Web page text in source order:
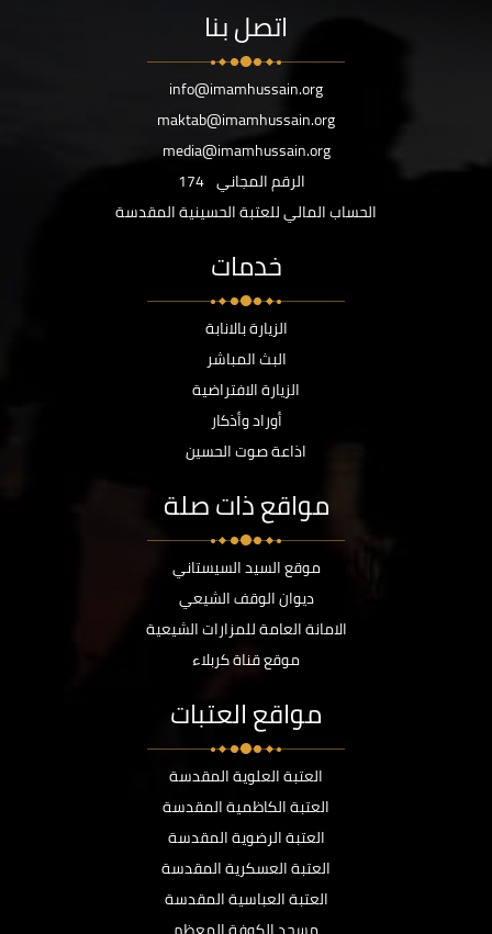
اتصل بنا
info@imamhussain.org
maktab@imamhussain.org
media@imamhussain.org
الرقم المجاني 174
الحساب المالي للعتبة الحسينية المقدسة
خدمات
الزيارة بالانابة
البث المباشر
الزيارة الافتراضية
أوراد وأذكار
اذاعة صوت الحسين
مواقع ذات صلة
موقع السيد السيستاني
ديوان الوقف الشيعي
الامانة العامة للمزارات الشيعية
موقع قناة كربلاء
مواقع العتبات
العتبة العلوية المقدسة
العتبة الكاظمية المقدسة
العتبة الرضوية المقدسة
العتبة العسكرية المقدسة
العتبة العباسية المقدسة